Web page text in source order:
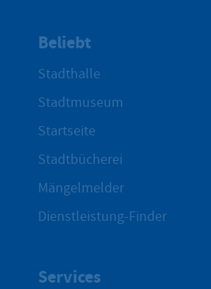
Beliebt
Stadthalle
Stadtmuseum
Startseite
Stadtbücherei
Mängelmelder
Dienstleistung-Finder
Services